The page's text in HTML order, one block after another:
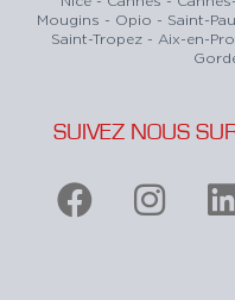
Mougins - Opio - Saint-
Saint-Tropez - Aix-en-
SUIVEZ NOUS